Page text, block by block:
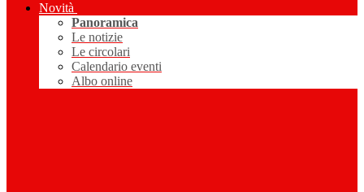
Novità
Panoramica
Le notizie
Le circolari
Calendario eventi
Albo online